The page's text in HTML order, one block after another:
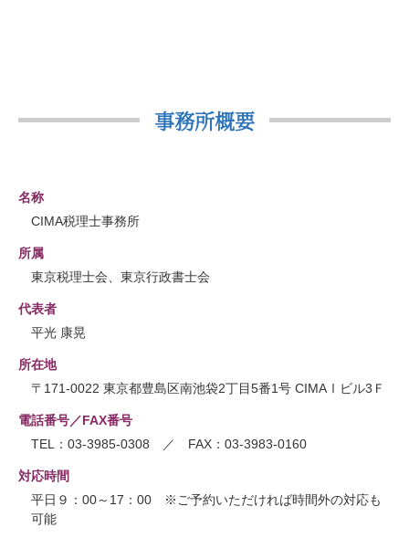
事務所概要
名称
CIMA税理士事務所
所属
東京税理士会、東京行政書士会
代表者
平光 康晃
所在地
〒171-0022 東京都豊島区南池袋2丁目5番1号 CIMAⅠビル3Ｆ
電話番号／FAX番号
TEL：03-3985-0308 ／ FAX：03-3983-0160
対応時間
平日９：00～17：00 ※ご予約いただければ時間外の対応も
可能